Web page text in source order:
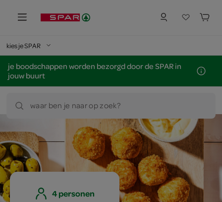
kies je SPAR
je boodschappen worden bezorgd door de SPAR in
jouw buurt
waar ben je naar op zoek?
4 personen